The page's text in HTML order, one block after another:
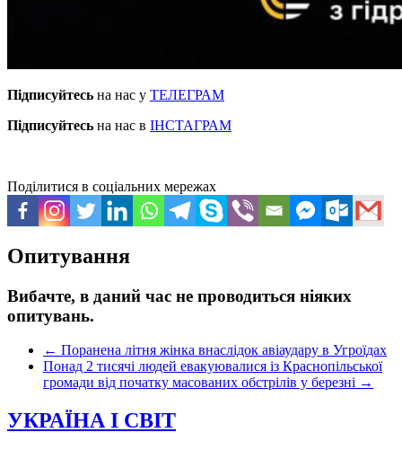
Підписуйтесь на нас у ТЕЛЕГРАМ
Підписуйтесь на нас в ІНСТАГРАМ
Поділитися в соціальних мережах
Опитування
Вибачте, в даний час не проводиться ніяких
опитувань.
← Поранена літня жінка внаслідок авіаудару в Угроїдах
Понад 2 тисячі людей евакуювалися із Краснопільської
громади від початку масованих обстрілів у березні →
УКРАЇНА І СВІТ